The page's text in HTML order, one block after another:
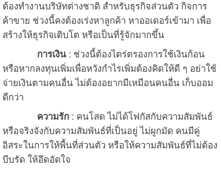
ต้องทำงานบริษัทต่างชาติ สำหรับธุรกิจส่วนตัว กิจการ
ค้าขาย ช่วงนี้คงต้องเร่งหาลูกค้า หาออเดอร์เข้ามา เพื่อ
สร้างให้ธุรกิจเติบโต หรือเป็นที่รู้จักมากขึ้น
การเงิน: ช่วงนี้ต้องไตร่ตรองการใช้เงินก้อน
หรือหากลงทุนเพิ่มเพื่อหวังกำไรเพิ่มต้องคิดให้ดี ๆ อย่าใช้
จ่ายเงินตามคนอื่น ไม่ต้องอยากมีเหมือนคนอื่น เก็บออม
ดีกว่า
ความรัก: คนโสด ไม่ได้โฟกัสกับความสัมพันธ์
หรือจริงจังกับความสัมพันธ์ที่เป็นอยู่ ไม่ผูกมัด คนมีคู่
อิสระในการให้พื้นที่ส่วนตัว หรือให้ความสัมพันธ์ที่ไม่ต้อง
บีบรัด ให้อึดอัดใจ